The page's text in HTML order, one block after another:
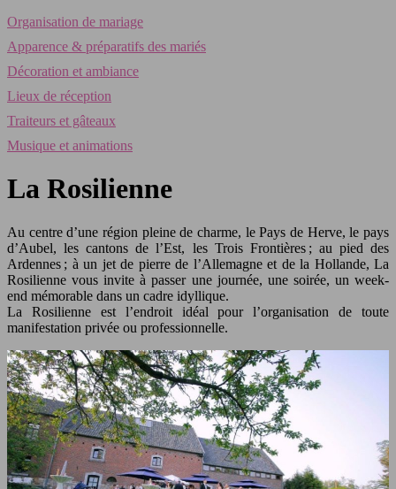
Organisation de mariage
Apparence & préparatifs des mariés
Décoration et ambiance
Lieux de réception
Traiteurs et gâteaux
Musique et animations
La Rosilienne
Au centre d’une région pleine de charme, le Pays de Herve, le pays
d’Aubel, les cantons de l’Est, les Trois Frontières ; au pied des
Ardennes ; à un jet de pierre de l’Allemagne et de la Hollande, La
Rosilienne vous invite à passer une journée, une soirée, un week-
end mémorable dans un cadre idyllique.
La Rosilienne est l’endroit idéal pour l’organisation de toute
manifestation privée ou professionnelle.